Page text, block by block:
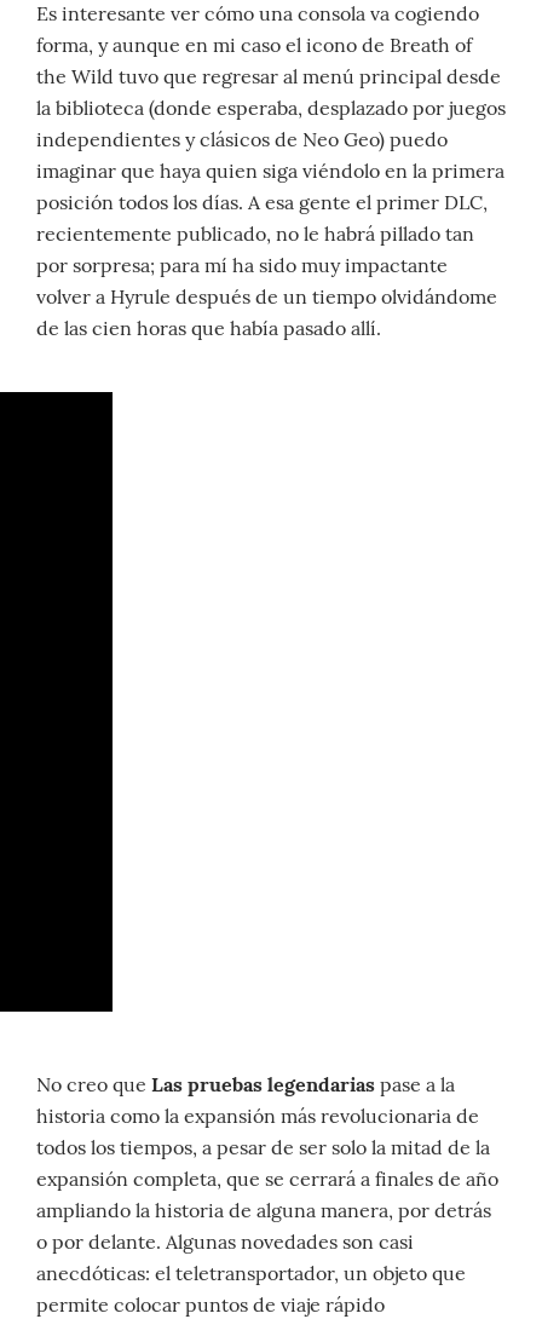
Es interesante ver cómo una consola va cogiendo
forma, y aunque en mi caso el icono de Breath of
the Wild tuvo que regresar al menú principal desde
la biblioteca (donde esperaba, desplazado por juegos
independientes y clásicos de Neo Geo) puedo
imaginar que haya quien siga viéndolo en la primera
posición todos los días. A esa gente el primer DLC,
recientemente publicado, no le habrá pillado tan
por sorpresa; para mí ha sido muy impactante
volver a Hyrule después de un tiempo olvidándome
de las cien horas que había pasado allí.
No creo que Las pruebas legendarias pase a la
historia como la expansión más revolucionaria de
todos los tiempos, a pesar de ser solo la mitad de la
expansión completa, que se cerrará a finales de año
ampliando la historia de alguna manera, por detrás
o por delante. Algunas novedades son casi
anecdóticas: el teletransportador, un objeto que
permite colocar puntos de viaje rápido